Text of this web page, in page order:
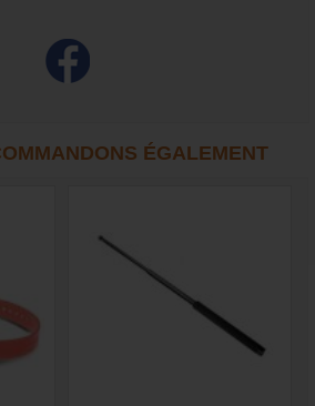
ÉGALEMENT